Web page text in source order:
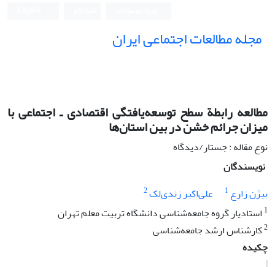
مجله مطالعات اجتماعی ایران
مطالعه رابطة سطح توسعه‌یافتگی اقتصادی ـ اجتماعی با
میزان جرائم خشن در بین استان‌ها
نوع مقاله : جستار/دیدگاه
نویسندگان
بیژن زارع 1 علی‌‌اکبر زندی‌لک2
1 استادیار گروه جامعه‌شناسی دانشگاه تربیت معلم تهران
2کارشناس ارشد جامعه‌شناسی
چکیده